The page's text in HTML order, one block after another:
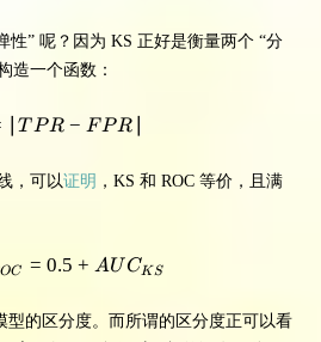
性” 呢？因为 KS 正好是衡量两个 “分
造一个函数：
ks = | TPR - FPR|
∣TPR − FPR
，可以证明 ，KS 和 ROC 等价，且满
AUC_{ROC} = 0.5 +
OC = 0.5 + AUCKS
型的区分度。而所谓的区分度正可以看